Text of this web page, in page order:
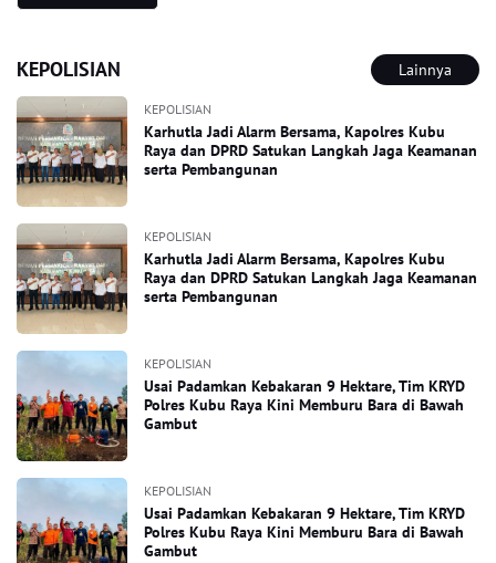
KEPOLISIAN Lainnya
KEPOLISIAN
Karhutla Jadi Alarm Bersama, Kapolres Kubu
Raya dan DPRD Satukan Langkah Jaga Keamanan
serta Pembangunan
KEPOLISIAN
Karhutla Jadi Alarm Bersama, Kapolres Kubu
Raya dan DPRD Satukan Langkah Jaga Keamanan
serta Pembangunan
KEPOLISIAN
Usai Padamkan Kebakaran 9 Hektare, Tim KRYD
Polres Kubu Raya Kini Memburu Bara di Bawah
Gambut
KEPOLISIAN
Usai Padamkan Kebakaran 9 Hektare, Tim KRYD
Polres Kubu Raya Kini Memburu Bara di Bawah
Gambut